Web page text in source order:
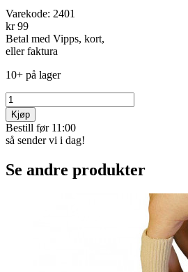
Varekode: 2401
kr 99
Betal med Vipps, kort,
eller faktura
10+ på lager
Kjøp
Bestill før 11:00
så sender vi i dag!
Se andre produkter